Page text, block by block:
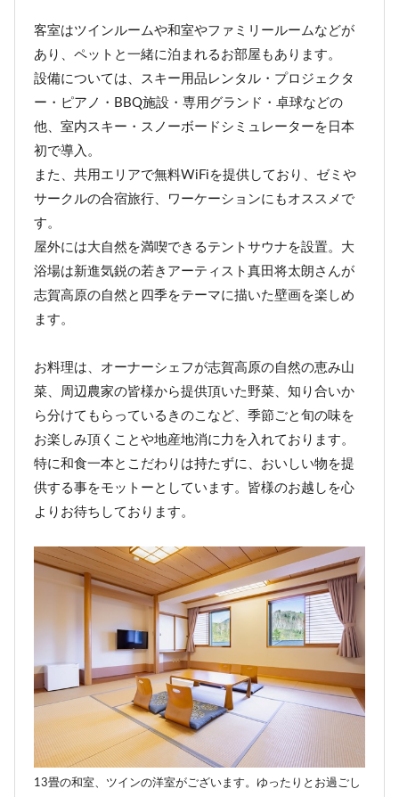
客室はツインルームや和室やファミリールームなどが
あり、ペットと一緒に泊まれるお部屋もあります。
設備については、スキー用品レンタル・プロジェクタ
ー・ピアノ・BBQ施設・専用グランド・卓球などの
他、室内スキー・スノーボードシミュレーターを日本
初で導入。
また、共用エリアで無料WiFiを提供しており、ゼミや
サークルの合宿旅行、ワーケーションにもオススメで
す。
屋外には大自然を満喫できるテントサウナを設置。大
浴場は新進気鋭の若きアーティスト真田将太朗さんが
志賀高原の自然と四季をテーマに描いた壁画を楽しめ
ます。
お料理は、オーナーシェフが志賀高原の自然の恵み山
菜、周辺農家の皆様から提供頂いた野菜、知り合いか
ら分けてもらっているきのこなど、季節ごと旬の味を
お楽しみ頂くことや地産地消に力を入れております。
特に和食一本とこだわりは持たずに、おいしい物を提
供する事をモットーとしています。皆様のお越しを心
よりお待ちしております。
13畳の和室、ツインの洋室がございます。ゆったりとお過ごし